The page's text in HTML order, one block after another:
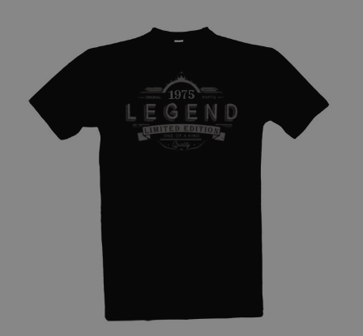
Upravitelný text